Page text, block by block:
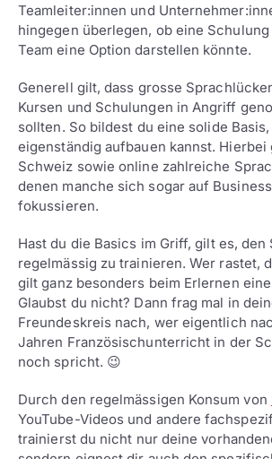
Teamleiter:innen und
hingegen überlegen, ob eine
Team eine Option darstellen könnte.
Generell gilt, dass grosse
Kursen und Schulungen in Angriff
sollten. So bildest du eine solide
eigenständig aufbauen kannst. Hierbei
Schweiz sowie online zahlreiche
denen manche sich sogar auf
fokussieren.
Hast du die Basics im Griff, gilt es, den
regelmässig zu trainieren. Wer rastet,
gilt ganz besonders beim Erlernen
Glaubst du nicht? Dann frag mal in
Freundeskreis nach, wer eigentlich
Jahren Französischunterricht in der
noch spricht. 😉
Durch den regelmässigen Konsum von
YouTube-Videos und andere
trainierst du nicht nur deine